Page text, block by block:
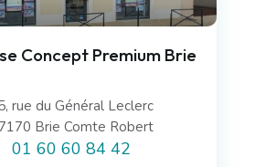
Concept Premium Brie
rue du Général Leclerc
Brie Comte Robert
01 60 60 84 42